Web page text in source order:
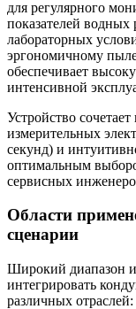
для регулярного
показателей водных
лабораторных
эргономичному
обеспечивает
интенсивной
Устройство
измерительных
секунд) и
оптимальным
сервисных
Области
сценарии
Широкий диапазон
интегрировать
различных отраслей: